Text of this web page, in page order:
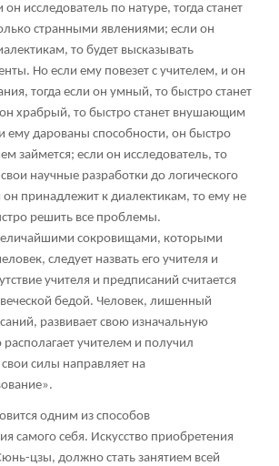
он исследователь по натуре, тогда станет
странными явлениями; если он
то будет высказывать
Но если ему повезет с учителем, и он
тогда если он умный, то быстро станет
храбрый, то быстро станет внушающим
ему дарованы способности, он быстро
займется; если он исследователь, то
научные разработки до логического
он принадлежит к диалектикам, то ему не
решить все проблемы.
сокровищами, которыми
следует назвать его учителя и
учителя и предписаний считается
бедой. Человек, лишенный
развивает свою изначальную
располагает учителем и получил
силы направляет на
одним из способов
самого себя. Искусство приобретения
цзы, должно стать занятием всей